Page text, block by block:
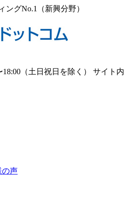
ングNo.1（新興分野）
18:00（土日祝日を除く）
サイト内
の声